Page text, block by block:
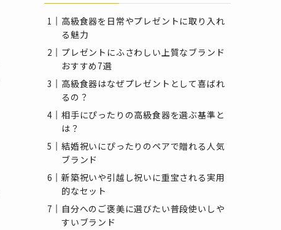
高級食器を日常やプレゼントに取り入れ
る魅力
プレゼントにふさわしい上質なブランド
おすすめ7選
高級食器はなぜプレゼントとして喜ばれ
るの？
相手にぴったりの高級食器を選ぶ基準と
は？
結婚祝いにぴったりのペアで贈れる人気
ブランド
新築祝いや引越し祝いに重宝される実用
的なセット
自分へのご褒美に選びたい普段使いしや
すいブランド